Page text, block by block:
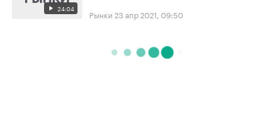
24:04 Рынки 23 апр 2021, 09:50